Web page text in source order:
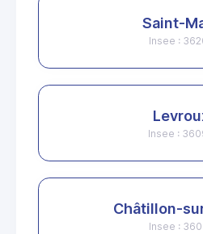
Saint-
Insee :
Insee :
Châtillon-
Insee :